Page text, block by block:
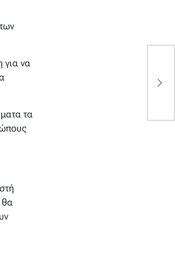
για να
τα
θα